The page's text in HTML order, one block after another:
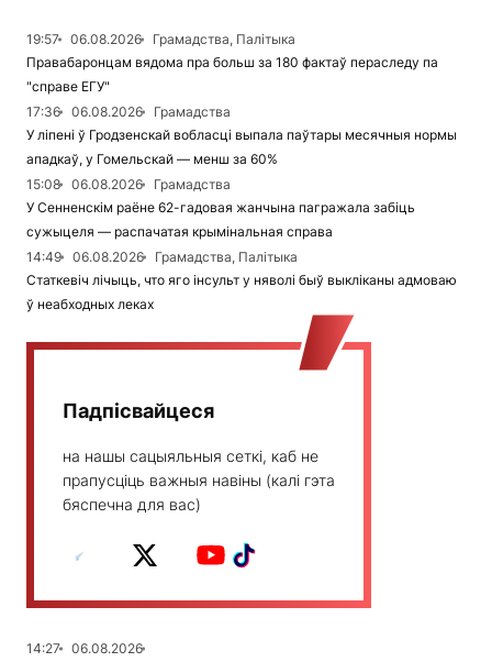
19:57 06.08.2026
Грамадства, Палітыка
Правабаронцам вядома пра больш за 180 фактаў пераследу па
"справе ЕГУ"
17:36
06.08.2026
Грамадства
У ліпені ў Гродзенскай вобласці выпала паўтары месячныя нормы
ападкаў, у Гомельскай — менш за 60%
15:08
06.08.2026
Грамадства
У Сенненскім раёне 62-гадовая жанчына пагражала забіць
сужыцеля — распачатая крымінальная справа
14:49
06.08.2026
Грамадства, Палітыка
Статкевіч лічыць, что яго інсульт у няволі быў выкліканы адмоваю
ў неабходных леках
Падпісвайцеся
на нашы сацыяльныя сеткі, каб не
прапусціць важныя навіны (калі гэта
бяспечна для вас)
14:27
06.08.2026